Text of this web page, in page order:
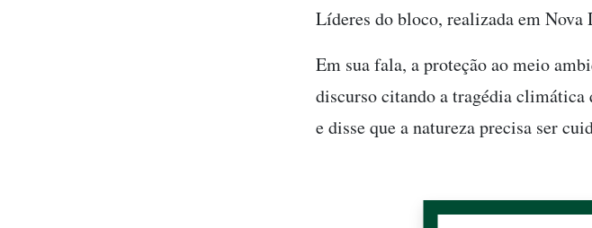
Líderes do bloco, realizada em
Em sua fala, a proteção ao meio
discurso citando a tragédia
e disse que a natureza precisa ser